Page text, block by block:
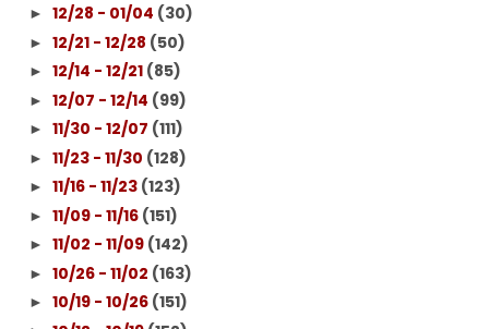
► 12/28 - 01/04 (30)
► 12/21 - 12/28 (50)
► 12/14 - 12/21 (85)
► 12/07 - 12/14 (99)
► 11/30 - 12/07 (111)
► 11/23 - 11/30 (128)
► 11/16 - 11/23 (123)
► 11/09 - 11/16 (151)
► 11/02 - 11/09 (142)
► 10/26 - 11/02 (163)
► 10/19 - 10/26 (151)